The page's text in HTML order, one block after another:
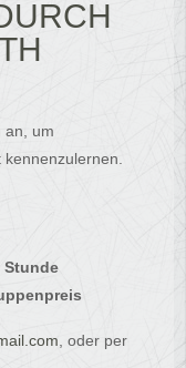
an, um
Stunde
, oder per